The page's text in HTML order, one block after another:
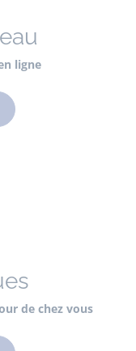
ligne
de chez vous